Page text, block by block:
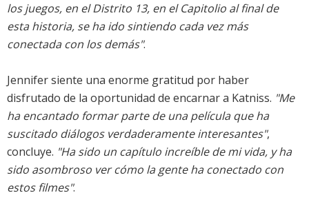
los juegos, en el Distrito 13, en el Capitolio al final de
esta historia, se ha ido sintiendo cada vez más
conectada con los demás".
Jennifer siente una enorme gratitud por haber
disfrutado de la oportunidad de encarnar a Katniss. "Me
ha encantado formar parte de una película que ha
suscitado diálogos verdaderamente interesantes",
concluye. "Ha sido un capítulo increíble de mi vida, y ha
sido asombroso ver cómo la gente ha conectado con
estos filmes".